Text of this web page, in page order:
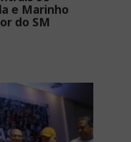
e Marinho
do SM